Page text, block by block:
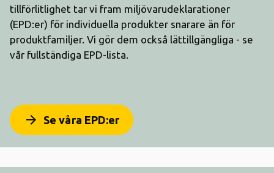
tillförlitlighet tar vi fram miljövarudeklarationer
(EPD:er) för individuella produkter snarare än för
produktfamiljer. Vi gör dem också lättillgängliga - se
vår fullständiga EPD-lista.
arrow_forward Se våra EPD:er